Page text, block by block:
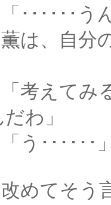
ん、
肩を包
とあの
わ」
･･･
われる